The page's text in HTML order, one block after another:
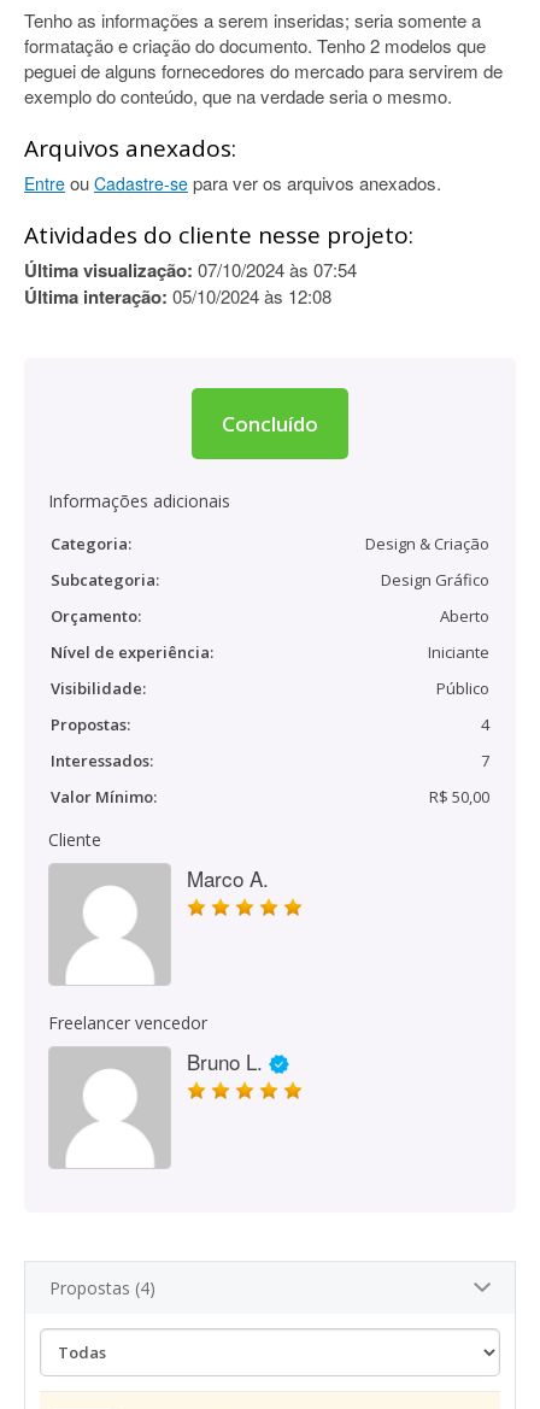
Tenho as informações a serem inseridas; seria somente a
formatação e criação do documento. Tenho 2 modelos que
peguei de alguns fornecedores do mercado para servirem de
exemplo do conteúdo, que na verdade seria o mesmo.
Arquivos anexados:
Entre ou Cadastre-se para ver os arquivos anexados.
Atividades do cliente nesse projeto:
Última visualização: 07/10/2024 às 07:54
Última interação: 05/10/2024 às 12:08
Concluído
Informações adicionais
Categoria:
Design & Criação
Subcategoria:
Design Gráfico
Orçamento:
Aberto
Nível de experiência:
Iniciante
Visibilidade:
Público
Propostas:
4
Interessados:
7
Valor Mínimo:
R$ 50,00
Cliente
Marco A.
Freelancer vencedor
Bruno L.
Propostas (4)